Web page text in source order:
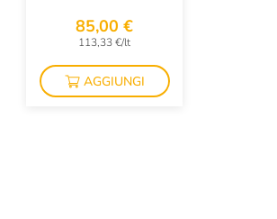
85,00 €
113,33 €/lt
AGGIUNGI